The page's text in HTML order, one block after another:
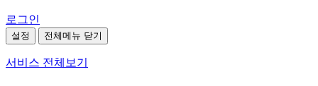
로그인
설정 전체메뉴 닫기
서비스 전체보기